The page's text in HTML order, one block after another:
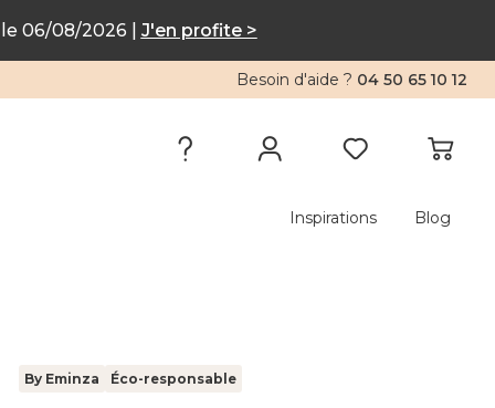
06/08/2026 | J'en profite >
Besoin d'aide ? 04 50 65 10 12
Inspirations Blog
By Eminza Éco-responsable